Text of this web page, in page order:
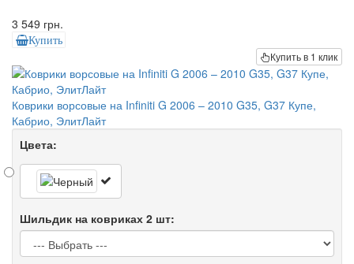
3 549 грн.
Купить
Купить в 1 клик
Коврики ворсовые на Infiniti G 2006 – 2010 G35, G37 Купе,
Кабрио, ЭлитЛайт
Цвета:
Шильдик на ковриках 2 шт: